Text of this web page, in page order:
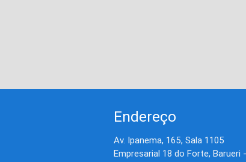
Endereço
Av. Ipanema, 165, Sala 1105
Empresarial 18 do Forte, Barueri